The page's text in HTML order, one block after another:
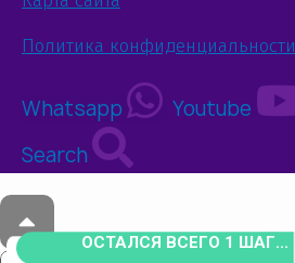
Политика конфиденциальности
Whatsapp Youtube
Search
ОСТАЛСЯ ВСЕГО 1 ШАГ...